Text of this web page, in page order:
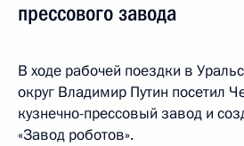
прессового завода
В ходе рабочей поездки в
округ Владимир Путин посетил
кузнечно-прессовый завод и
«Завод роботов».